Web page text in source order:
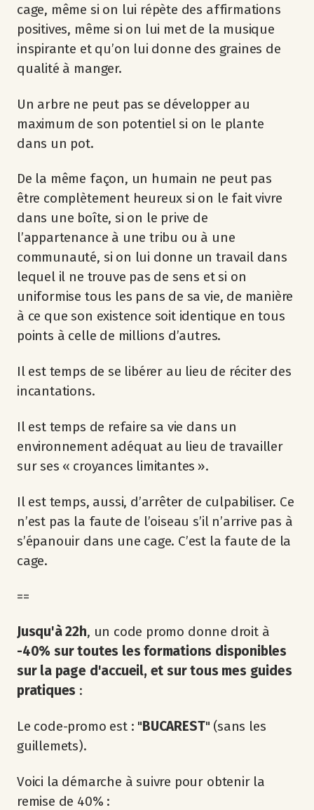
cage, même si on lui répète des affirmations
positives, même si on lui met de la musique
inspirante et qu’on lui donne des graines de
qualité à manger.
Un arbre ne peut pas se développer au
maximum de son potentiel si on le plante
dans un pot.
De la même façon, un humain ne peut pas
être complètement heureux si on le fait vivre
dans une boîte, si on le prive de
l’appartenance à une tribu ou à une
communauté, si on lui donne un travail dans
lequel il ne trouve pas de sens et si on
uniformise tous les pans de sa vie, de manière
à ce que son existence soit identique en tous
points à celle de millions d’autres.
Il est temps de se libérer au lieu de réciter des
incantations.
Il est temps de refaire sa vie dans un
environnement adéquat au lieu de travailler
sur ses « croyances limitantes ».
Il est temps, aussi, d’arrêter de culpabiliser. Ce
n’est pas la faute de l’oiseau s’il n’arrive pas à
s’épanouir dans une cage. C’est la faute de la
cage.
==
Jusqu'à 22h, un code promo donne droit à
-40% sur toutes les formations disponibles
sur la page d'accueil, et sur tous mes guides
pratiques :
Le code-promo est : "BUCAREST" (sans les
guillemets).
Voici la démarche à suivre pour obtenir la
remise de 40% :